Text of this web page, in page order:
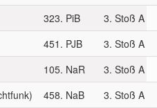
323. PiB
3. Stoß A
451. PJB
3. Stoß A
105. NaR
3. Stoß A
458. NaB
3. Stoß A